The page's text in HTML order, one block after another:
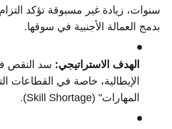
سنوات، زيادة غير مسبوقة تؤكد التزام
بدمج العمالة الأجنبية في سوقها.
الهدف الاستراتيجي:سد النقص في
الإيطالية، خاصة في القطاعات
المهارات" (Skill Shortage).